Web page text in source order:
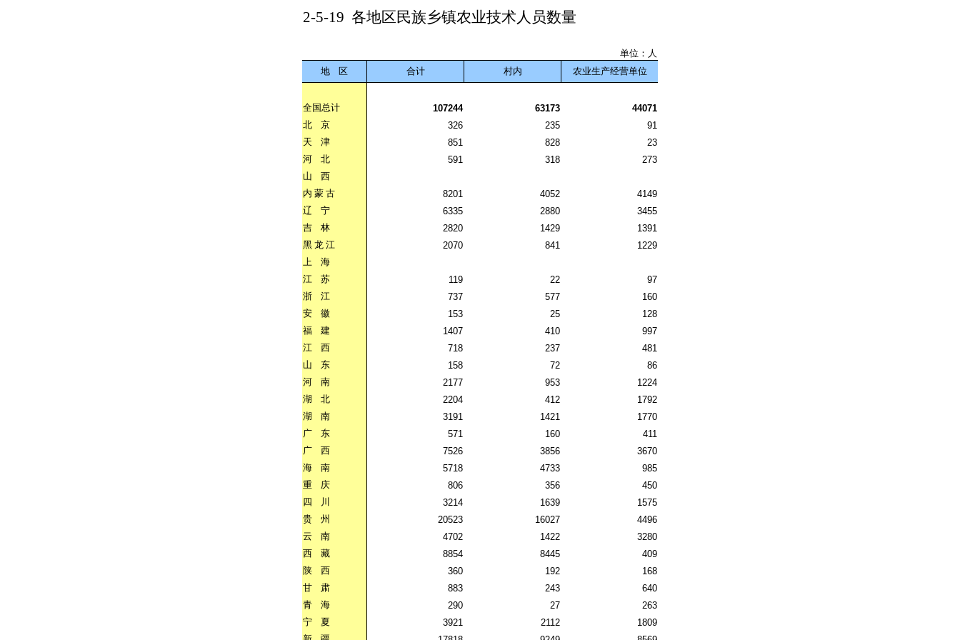
2-5-19 各地区民族乡镇农业技术人员数量
单位：人
地
区 合计 村内 农业生产经营单位
全国总计 107244 63173
44071
北
京 326 235
91
天
津 851 828
23
河
北 591 318
273
山
西
内 蒙 古 8201 4052
4149
辽
宁 6335 2880
3455
吉
林 2820 1429
1391
黑 龙 江 2070 841
1229
上
海
江
苏 119 22
97
浙
江 737 577
160
安
徽 153 25
128
福
建 1407 410
997
江
西 718 237
481
山
东 158 72
86
河
南 2177 953
1224
湖
北 2204 412
1792
湖
南 3191 1421
1770
广
东 571 160
411
广
西 7526 3856
3670
海
南 5718 4733
985
重
庆 806 356
450
四
川 3214 1639
1575
贵
州 20523 16027
4496
云
南 4702 1422
3280
西
藏 8854 8445
409
陕
西 360 192
168
甘
肃 883 243
640
青
海 290 27
263
宁
夏 3921 2112
1809